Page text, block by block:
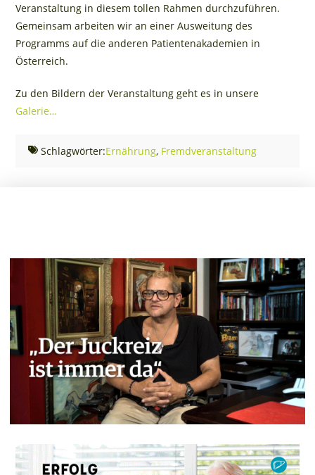
Veranstaltung in diesem tollen Rahmen durchzuführen.
Gemeinsam arbeiten wir an einer Ausweitung des
Programms auf die anderen Patientenakademien in
Österreich.
Zu den Bildern der Veranstaltung geht es in unsere
Galerie…
Schlagwörter:Ernährung, Fremdveranstaltung